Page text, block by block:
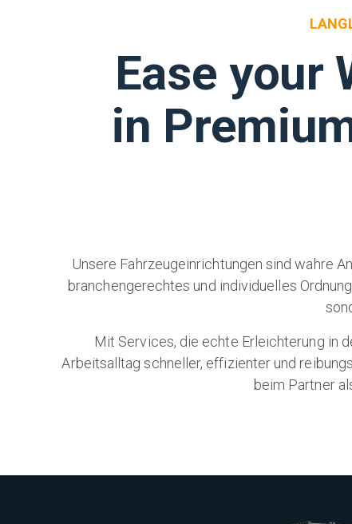
Ease your
in
Unsere Fahrzeugeinrichtungen sind wahre
branchengerechtes und individuelles
Mit Services, die echte Erleichterung in
Arbeitsalltag schneller, effizienter und
beim Partner